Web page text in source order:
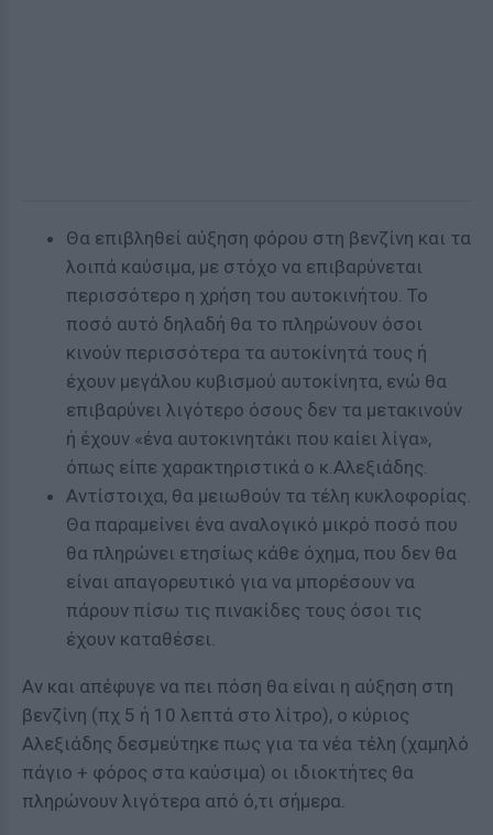
Θα επιβληθεί αύξηση φόρου στη βενζίνη και τα
λοιπά καύσιμα, με στόχο να επιβαρύνεται
περισσότερο η χρήση του αυτοκινήτου. Το
ποσό αυτό δηλαδή θα το πληρώνουν όσοι
κινούν περισσότερα τα αυτοκίνητά τους ή
έχουν μεγάλου κυβισμού αυτοκίνητα, ενώ θα
επιβαρύνει λιγότερο όσους δεν τα μετακινούν
ή έχουν «ένα αυτοκινητάκι που καίει λίγα»,
όπως είπε χαρακτηριστικά ο κ.Αλεξιάδης.
Αντίστοιχα, θα μειωθούν τα τέλη κυκλοφορίας.
Θα παραμείνει ένα αναλογικό μικρό ποσό που
θα πληρώνει ετησίως κάθε όχημα, που δεν θα
είναι απαγορευτικό για να μπορέσουν να
πάρουν πίσω τις πινακίδες τους όσοι τις
έχουν καταθέσει.
Αν και απέφυγε να πει πόση θα είναι η αύξηση στη
βενζίνη (πχ 5 ή 10 λεπτά στο λίτρο), ο κύριος
Αλεξιάδης δεσμεύτηκε πως για τα νέα τέλη (χαμηλό
πάγιο + φόρος στα καύσιμα) οι ιδιοκτήτες θα
πληρώνουν λιγότερα από ό,τι σήμερα.